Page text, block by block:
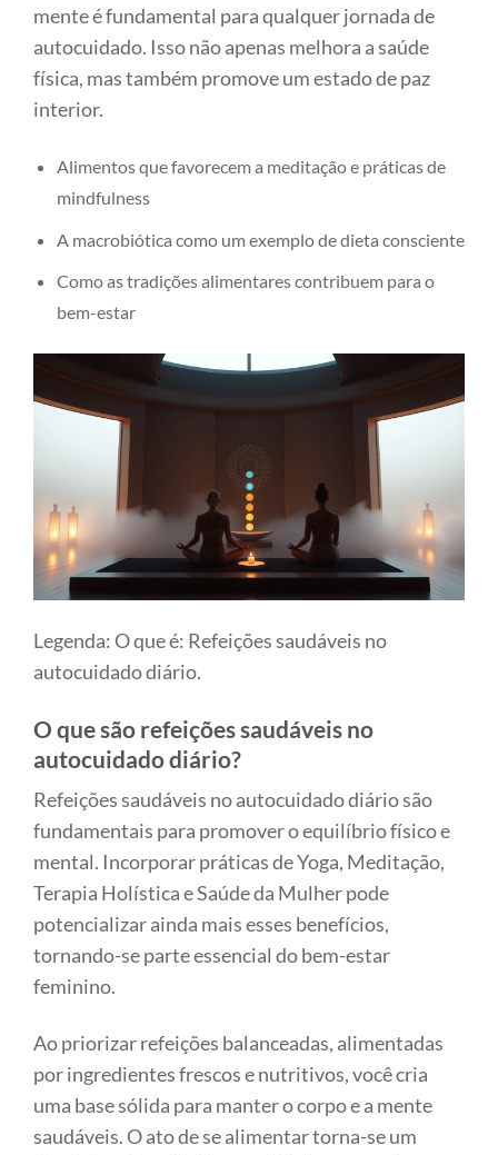
mente é fundamental para qualquer jornada de
autocuidado. Isso não apenas melhora a saúde
física, mas também promove um estado de paz
interior.
Alimentos que favorecem a meditação e práticas de
mindfulness
A macrobiótica como um exemplo de dieta consciente
Como as tradições alimentares contribuem para o
bem-estar
Legenda: O que é: Refeições saudáveis no
autocuidado diário.
O que são refeições saudáveis no
autocuidado diário?
Refeições saudáveis no autocuidado diário são
fundamentais para promover o equilíbrio físico e
mental. Incorporar práticas de Yoga, Meditação,
Terapia Holística e Saúde da Mulher pode
potencializar ainda mais esses benefícios,
tornando-se parte essencial do bem-estar
feminino.
Ao priorizar refeições balanceadas, alimentadas
por ingredientes frescos e nutritivos, você cria
uma base sólida para manter o corpo e a mente
saudáveis. O ato de se alimentar torna-se um